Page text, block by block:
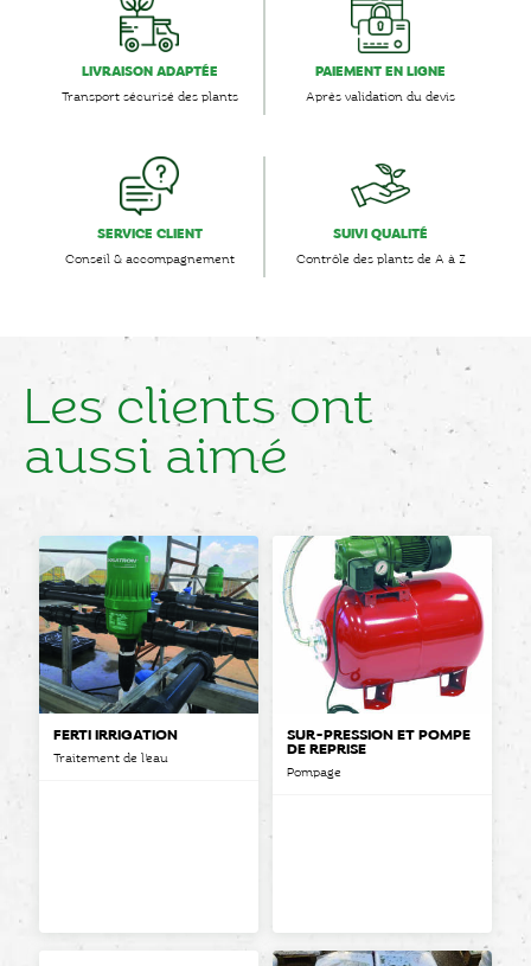
LIVRAISON ADAPTÉE
Transport sécurisé des plants
PAIEMENT EN LIGNE
Après validation du devis
SERVICE CLIENT
Conseil & accompagnement
SUIVI QUALITÉ
Contrôle des plants de A à Z
Les clients ont
aussi aimé
FERTI IRRIGATION
Traitement de l'eau
SUR-PRESSION ET POMPE
DE REPRISE
Pompage